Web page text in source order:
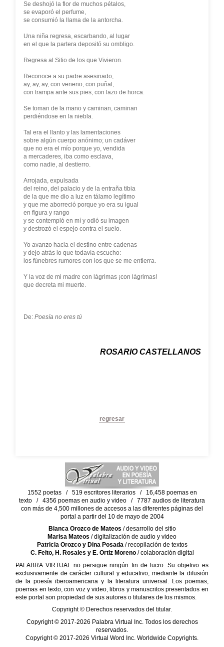
Se deshojó la flor de muchos pétalos,
se evaporó el perfume,
se consumió la llama de la antorcha.
Una niña regresa, escarbando, al lugar
en el que la partera depositó su ombligo.
Regresa al Sitio de los que Vivieron.
Reconoce a su padre asesinado,
ay, ay, ay, con veneno, con puñal,
con trampa ante sus pies, con lazo de horca.
Se toman de la mano y caminan, caminan
perdiéndose en la niebla.
Tal era el llanto y las lamentaciones
sobre algún cuerpo anónimo; un cadáver
que no era el mío porque yo, vendida
a mercaderes, iba como esclava,
como nadie, al destierro.
Arrojada, expulsada
del reino, del palacio y de la entraña tibia
de la que me dio a luz en tálamo legítimo
y que me aborreció porque yo era su igual
en figura y rango
y se contempló en mí y odió su imagen
y destrozó el espejo contra el suelo.
Yo avanzo hacia el destino entre cadenas
y dejo atrás lo que todavía escucho:
los fúnebres rumores con los que se me entierra.
Y la voz de mi madre con lágrimas ¡con lágrimas!
que decreta mi muerte.
De: Poesía no eres tú
ROSARIO CASTELLANOS
regresar
1552 poetas / 519 escritores literarios / 16,458 poemas en
texto / 4356 poemas en audio y video / 7787 audios de literatura
con más de 4,500 millones de accesos a las diferentes páginas del
portal a partir del 10 de mayo de 2004
Blanca Orozco de Mateos / desarrollo del sitio
Marisa Mateos / digitalización de audio y video
Patricia Orozco y Dina Posada/ recopilación de textos
C. Feito, H. Rosales y E. Ortiz Moreno/ colaboración digital
PALABRA VIRTUAL no persigue ningún fin de lucro. Su objetivo es
exclusivamente de carácter cultural y educativo, mediante la difusión
de la poesía iberoamericana y la literatura universal. Los poemas,
poemas en texto, con voz y video, libros y manuscritos presentados en
este portal son propiedad de sus autores o titulares de los mismos.
Copyright © Derechos reservados del titular.
Copyright © 2017-2026 Palabra Virtual Inc. Todos los derechos
reservados.
Copyright © 2017-2026 Virtual Word Inc. Worldwide Copyrights.